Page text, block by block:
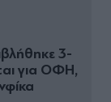
3-
για ΟΦΗ,